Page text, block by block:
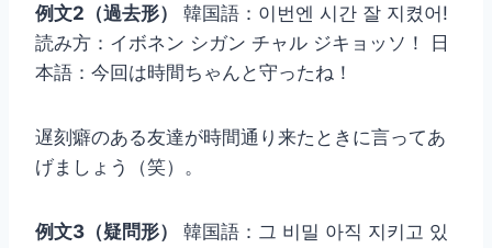
例文2（過去形）
韓国語：이번엔 시간 잘 지켰어!
読み方：イボネン シガン チャル ジキョッソ！ 日
本語：今回は時間ちゃんと守ったね！
遅刻癖のある友達が時間通り来たときに言ってあ
げましょう（笑）。
例文3（疑問形）
韓国語：그 비밀 아직 지키고 있